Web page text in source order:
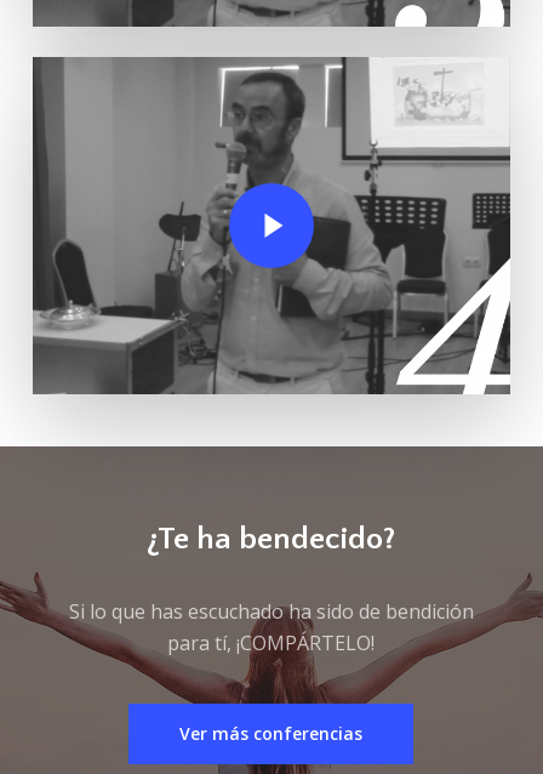
Play Video
Play Video
¿Te ha bendecido?
Si lo que has escuchado ha sido de bendición
para tí, ¡COMPÁRTELO!
Ver más conferencias